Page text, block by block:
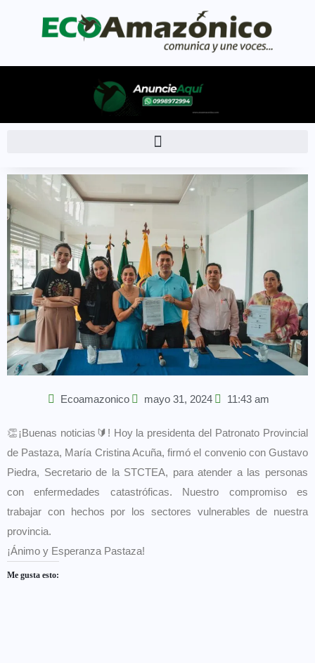
Ecoamazonico mayo 31, 2024 11:43 am
👏¡Buenas noticias🔰! Hoy la presidenta del Patronato Provincial
de Pastaza, María Cristina Acuña, firmó el convenio con Gustavo
Piedra, Secretario de la STCTEA, para atender a las personas
con enfermedades catastróficas. Nuestro compromiso es
trabajar con hechos por los sectores vulnerables de nuestra
provincia.
¡Ánimo y Esperanza Pastaza!
Me gusta esto: